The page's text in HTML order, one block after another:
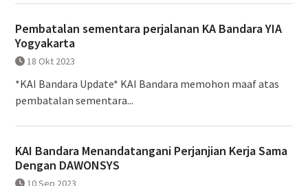
Pembatalan sementara perjalanan KA Bandara YIA
Yogyakarta
18 Okt 2023
*KAI Bandara Update* KAI Bandara memohon maaf atas
pembatalan sementara...
KAI Bandara Menandatangani Perjanjian Kerja Sama
Dengan DAWONSYS
10 Sep 2023